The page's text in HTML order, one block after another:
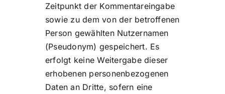
Zeitpunkt der Kommentareingabe
sowie zu dem von der betroffenen
Person gewählten Nutzernamen
(Pseudonym) gespeichert. Es
erfolgt keine Weitergabe dieser
erhobenen personenbezogenen
Daten an Dritte, sofern eine